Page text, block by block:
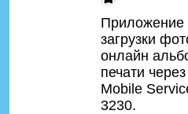
Приложение
загрузки
онлайн
печати
Mobile
3230.